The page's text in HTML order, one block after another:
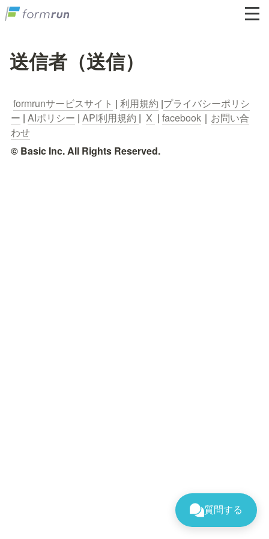
送信者（送信）
formrunサービスサイト | 利用規約 |プライバシーポリシ
ー | AIポリシー | API利用規約 | X | facebook ｜ お問い合
わせ
© Basic Inc. All Rights Reserved.